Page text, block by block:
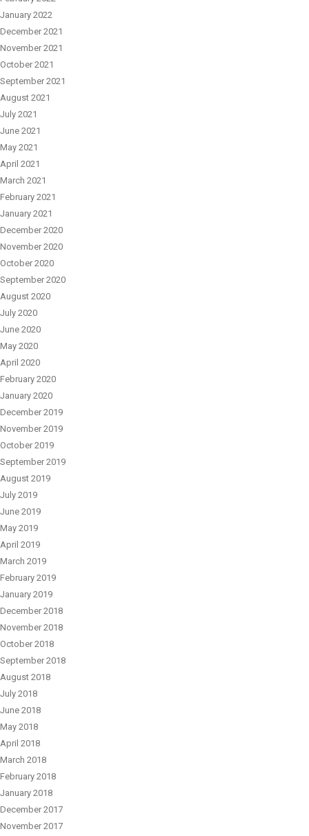
January 2022
December 2021
November 2021
October 2021
September 2021
August 2021
July 2021
June 2021
May 2021
April 2021
March 2021
February 2021
January 2021
December 2020
November 2020
October 2020
September 2020
August 2020
July 2020
June 2020
May 2020
April 2020
February 2020
January 2020
December 2019
November 2019
October 2019
September 2019
August 2019
July 2019
June 2019
May 2019
April 2019
March 2019
February 2019
January 2019
December 2018
November 2018
October 2018
September 2018
August 2018
July 2018
June 2018
May 2018
April 2018
March 2018
February 2018
January 2018
December 2017
November 2017